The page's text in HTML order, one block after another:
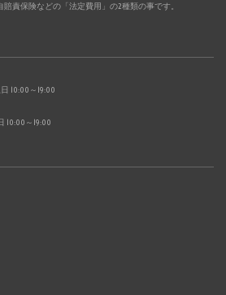
責保険などの「法定費用」の2種類の事です。
10:00～19:00
10:00～19:00